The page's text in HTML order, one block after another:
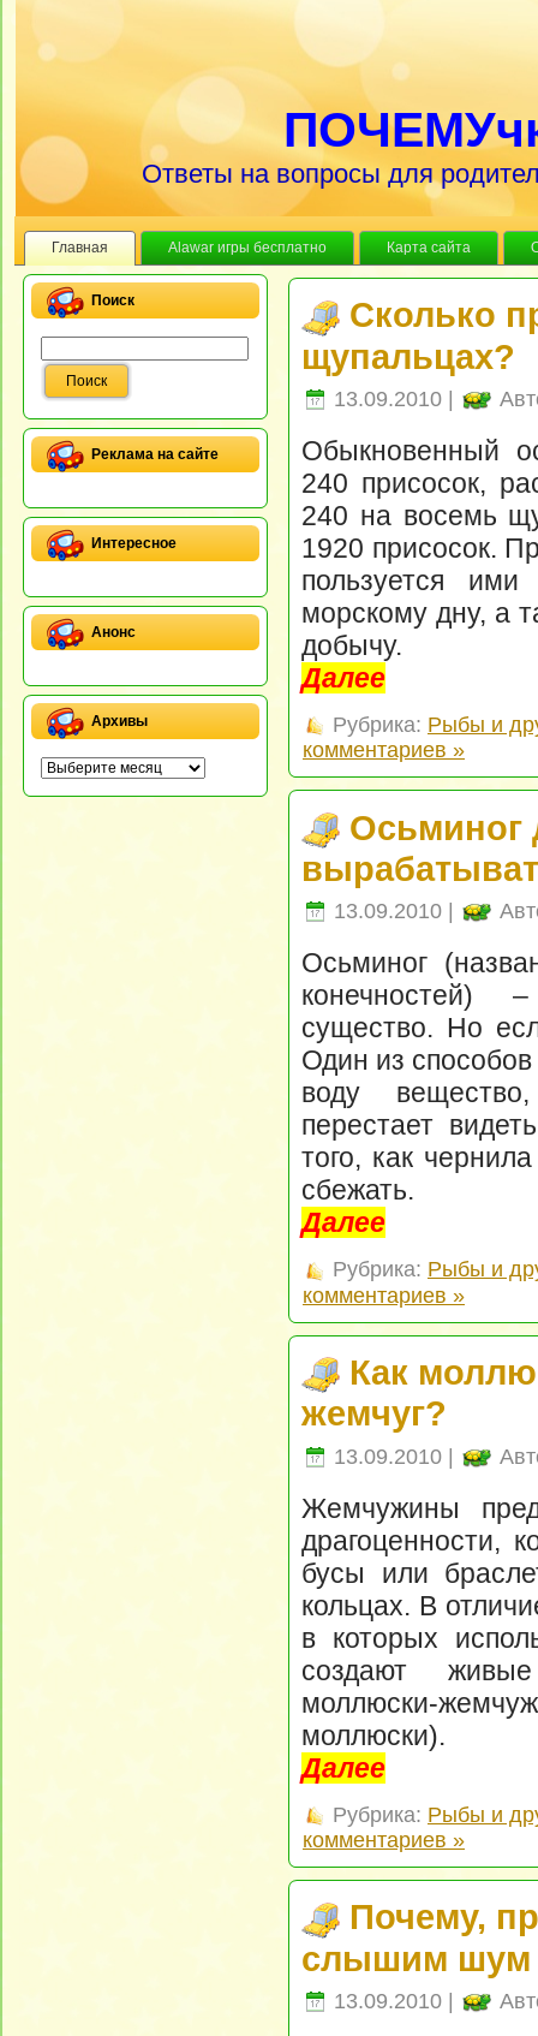
Ответы на вопросы для
Главная Alawar игры бесплатно Карта сайта
Поиск
Реклама на сайте
Интересное
Анонс
Архивы
Сколько
щупальцах?
13.09.2010 |
Обыкновенный
240 присосок,
240 на восемь
1920 присосок.
пользуется
морскому дну, а
добычу.
Далее
Рубрика: Рыбы и
комментариев »
Осьминог
13.09.2010 |
Осьминог
конечностей)
существо. Но
Один из
воду
перестает
того, как
сбежать.
Далее
Рубрика: Рыбы и
комментариев »
Как
жемчуг?
13.09.2010 |
Жемчужины
драгоценности,
бусы или
кольцах. В
в которых
создают
моллюски-
моллюски).
Далее
Рубрика: Рыбы и
комментариев »
Почему,
слышим шум
13.09.2010 |